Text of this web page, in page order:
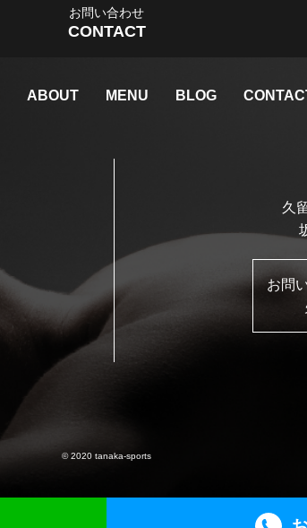
お問い合わせ
CONTACT
ABOUT MENU BLOG
久
お問
© 2020 tanaka-sports